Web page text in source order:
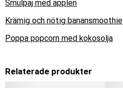
Smulpaj med äpplen
Krämig och nötig banansmoothie
Poppa popcorn med kokosolja
Relaterade produkter